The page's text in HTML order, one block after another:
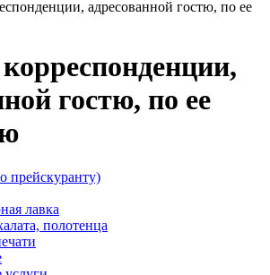
адресованной гостю, по ее
гостю, по ее
прейскуранту)
лавка
полотенца